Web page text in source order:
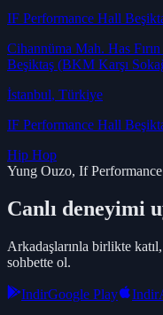
IF Performance Hall
Cihannüma Mah. Has
Beşiktaş (BKM Karşı
İstanbul, Türkiye
IF Performance Hall
Hip Hop
Yung Ouzo, If
Canlı deneyimi
Arkadaşlarınla birlikte katıl,
sohbette ol.
IndirGoogle Play Indir